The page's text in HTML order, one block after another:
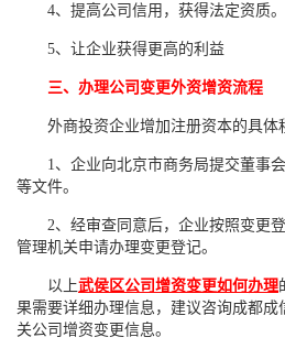
4、提高公司信用，获得法定资质。
5、让企业获得更高的利益
三、办理公司变更外资增资流程
外商投资企业增加注册资本的具体
1、企业向北京市商务局提交董事会
等文件。
2、经审查同意后，企业按照变更登
管理机关申请办理变更登记。
以上武侯区公司增资变更如何办理
果需要详细办理信息，建议咨询成都成
关公司增资变更信息。